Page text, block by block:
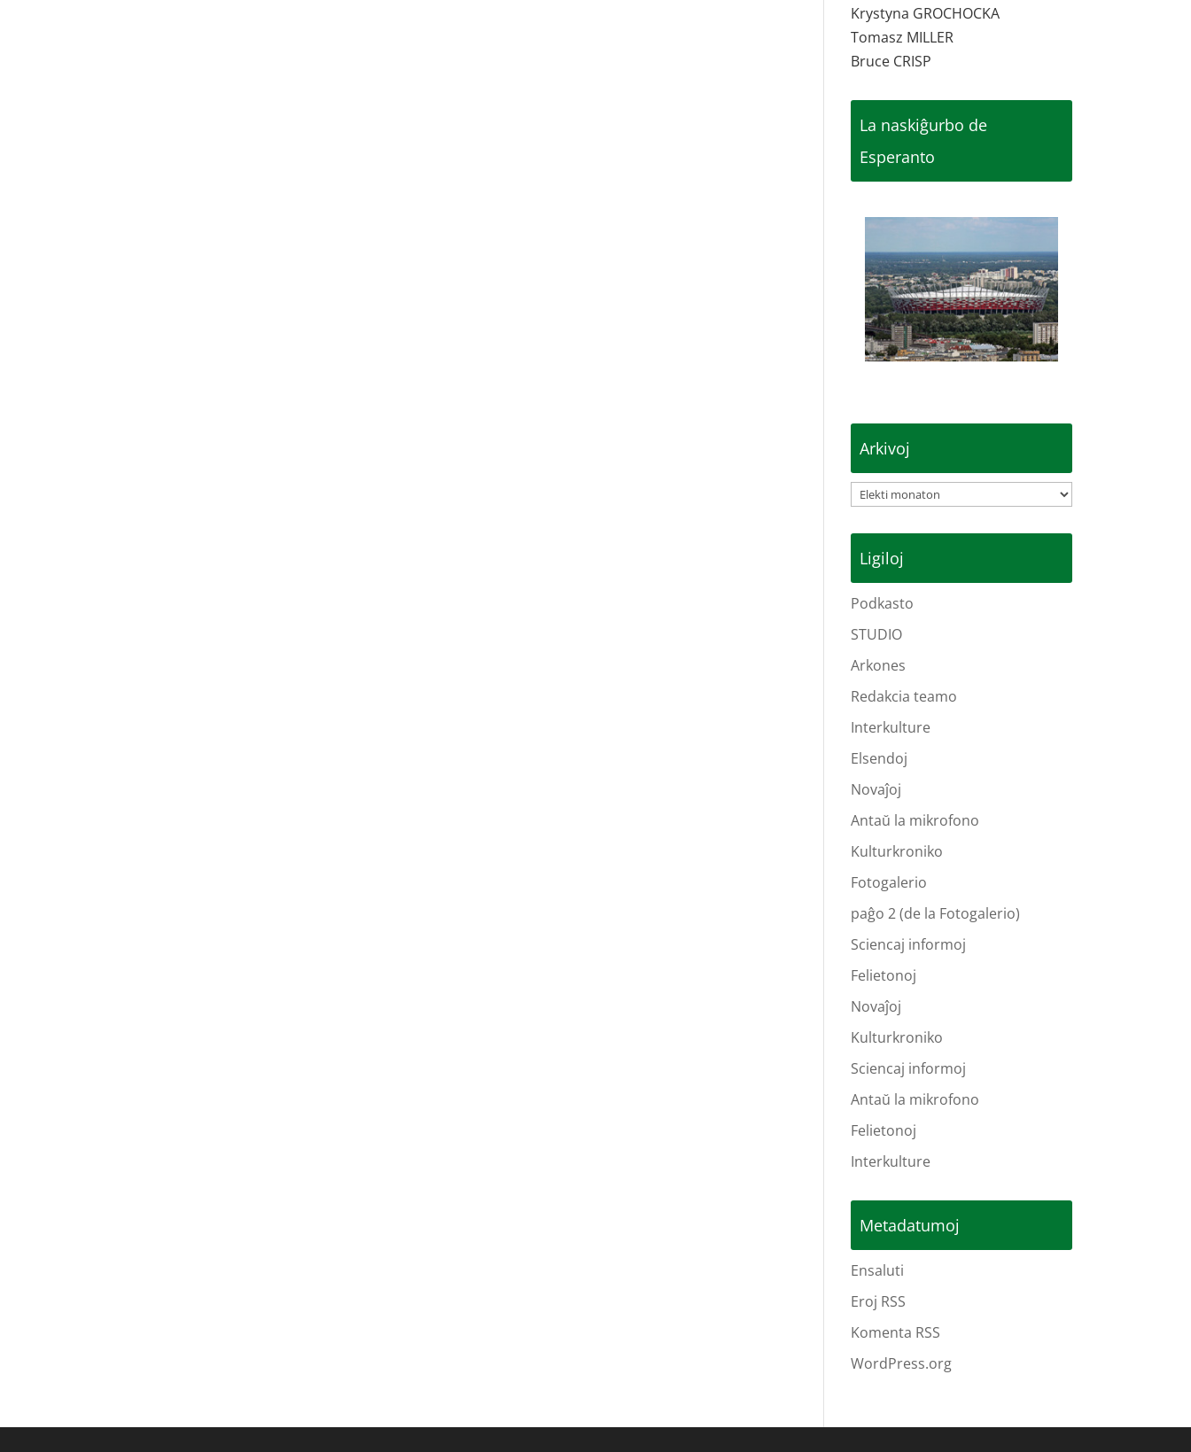
Krystyna GROCHOCKA
Tomasz MILLER
Bruce CRISP
La naskiĝurbo de
Esperanto
Arkivoj
Arkivoj
Ligiloj
Podkasto
STUDIO
Arkones
Redakcia teamo
Interkulture
Elsendoj
Novaĵoj
Antaŭ la mikrofono
Kulturkroniko
Fotogalerio
paĝo 2 (de la Fotogalerio)
Sciencaj informoj
Felietonoj
Novaĵoj
Kulturkroniko
Sciencaj informoj
Antaŭ la mikrofono
Felietonoj
Interkulture
Metadatumoj
Ensaluti
Eroj RSS
Komenta RSS
WordPress.org